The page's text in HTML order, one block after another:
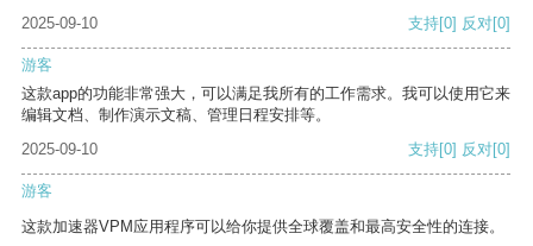
2025-09-10
支持[0] 反对[0]
游客
这款app的功能非常强大，可以满足我所有的工作需求。我可以使用它来
编辑文档、制作演示文稿、管理日程安排等。
2025-09-10
支持[0] 反对[0]
游客
这款加速器VPM应用程序可以给你提供全球覆盖和最高安全性的连接。